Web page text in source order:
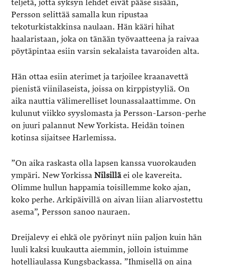
teljetä, jotta syksyn lehdet eivät pääse sisään,
Persson selittää samalla kun ripustaa
tekoturkistakkinsa naulaan. Hän kääri hihat
haalaristaan, joka on tänään työvaatteena ja raivaa
pöytäpintaa esiin varsin sekalaista tavaroiden alta.
Hän ottaa esiin aterimet ja tarjoilee kraanavettä
pienistä viinilaseista, joissa on kirppistyyliä. On
aika nauttia välimerelliset lounassalaattimme. On
kulunut viikko syyslomasta ja Persson-Larson-perhe
on juuri palannut New Yorkista. Heidän toinen
kotinsa sijaitsee Harlemissa.
”On aika raskasta olla lapsen kanssa vuorokauden
ympäri. New YorkissaNilsilläei ole kavereita.
Olimme hullun happamia toisillemme koko ajan,
koko perhe. Arkipäivillä on aivan liian aliarvostettu
asema”, Persson sanoo nauraen.
Dreijalevy ei ehkä ole pyörinyt niin paljon kuin hän
luuli kaksi kuukautta aiemmin, jolloin istuimme
hotelliaulassa Kungsbackassa. ”Ihmisellä on aina